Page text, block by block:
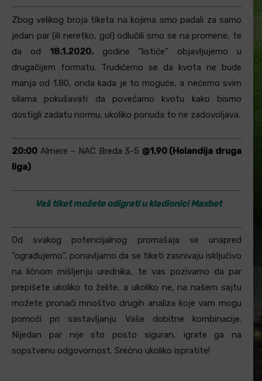
Zbog velikog broja tiketa na kojima smo padali za samo
jedan par (ili neretko, gol) odlučili smo se na promene, te
da od 18.1.2020.godine ”listiće” objavljujemo u
drugačijem formatu. Trudićemo se da kvota ne bude
manja od 1.80, onda kada je to moguće, a nećemo svim
silama pokušavati da povećamo kvotu kako bismo
dostigli zadatu normu, ukoliko ponuda to ne zadovoljava.
20:00 Almere – NAC Breda 3-5 @1,90 (Holandija druga
liga)
Vaš tiket možete odigrati u kladionici Maxbet
Od svakog potencijalnog promašaja se unapred
”ograđujemo”, ponavljamo da se tiketi zasnivaju isključivo
na ličnom mišljenju urednika, te vas pozivamo da par
prepišete ukoliko to želite, a ukoliko ne, na našem sajtu
možete pronaći mnoštvo drugih analiza koje vam mogu
pomoći pri sastavljanju Vaše dobitne kombinacije.
Nijedan par nije sto posto siguran, igrate ga na
sopstvenu odgovornost. Srećno ukoliko ispratite!